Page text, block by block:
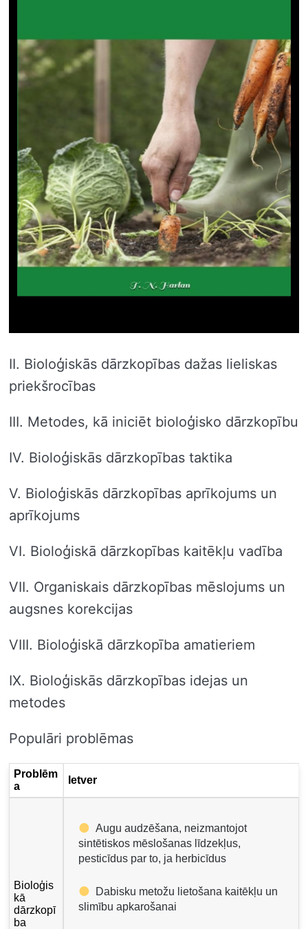
II. Bioloģiskās dārzkopības dažas lieliskas
priekšrocības
III. Metodes, kā iniciēt bioloģisko dārzkopību
IV. Bioloģiskās dārzkopības taktika
V. Bioloģiskās dārzkopības aprīkojums un
aprīkojums
VI. Bioloģiskā dārzkopības kaitēkļu vadība
VII. Organiskais dārzkopības mēslojums un
augsnes korekcijas
VIII. Bioloģiskā dārzkopība amatieriem
IX. Bioloģiskās dārzkopības idejas un
metodes
Populāri problēmas
Problēm
a
Ietver
Bioloģis
kā
dārzkopī
ba
Augu audzēšana, neizmantojot
sintētiskos mēslošanas līdzekļus,
pesticīdus par to, ja herbicīdus
Dabisku metožu lietošana kaitēkļu un
slimību apkarošanai